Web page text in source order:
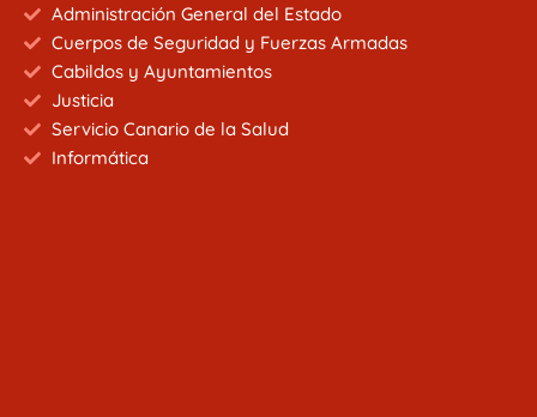
Administración General del Estado
Cuerpos de Seguridad y Fuerzas Armadas
Cabildos y Ayuntamientos
Justicia
Servicio Canario de la Salud
Informática